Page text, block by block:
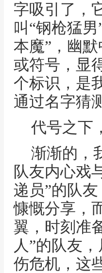
字吸引了，
叫“钢枪猛
本魔”，幽
或符号，显
个标识，是
通过名字猜
代号之下
渐渐的，
队友内心戏
递员”的队
慷慨分享，
翼，时刻准
人”的队友
伤危机，这